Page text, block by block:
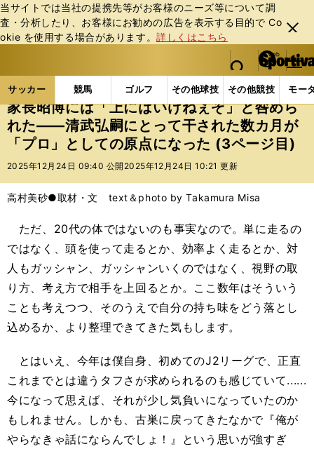
当サイトでは当社の提携先等がお客様のニーズ等について調
査・分析したり、お客様にお勧めの広告を表⽰する⽬的で Co
okie を使⽤する場合があります。詳しくはこちら
閉じ
る
web Sportiva (webスポルティーバ)
検索
マイペ
ー
ジ
メニュ
サッカー 競馬 ゴルフ その他球技 その他競技 モー
ス
ポ
ル
テ
ー
バ
サッカーの記事一覧 Jリーグ他 Jリーグ 家長昭
家長昭博には「上にはいけねぇぞ」と咎めら
れた――清武弘嗣にとって干された数カ月が
「プロ」としての原点になった (3ページ目)
2025年12月24日 09:40 公開 2025年12月24日 10:21 更新
高村美砂●取材・文 text＆photo by Takamura Misa
ただ、20代の体ではないのも事実なので。単に走るの
ではなく、頭を使って走るとか、効率よく走るとか、対
人もガッシャン、ガッシャンいくのではなく、視野の取
り方、考え方で相手を上回るとか。ここ数年はそういう
ことも考えつつ、そのうえで自分の持ち味をどう落とし
込めるか、より整理できてきた気もします。
とはいえ、今年は僕自身、初めてのJ2リーグで、正直
これまでとは違うタフさが求められるのも感じていて......
今になって思えば、それが少し気負いになっていたのか
もしれません。しかも、古巣に戻ってきたなかで『俺が
やらなきゃ話にならんでしょ！』という思いが強すぎ